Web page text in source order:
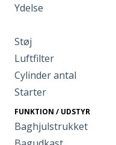
Ydelse
Støj
Luftfilter
Cylinder antal
Starter
FUNKTION / UDSTYR
Baghjulstrukket